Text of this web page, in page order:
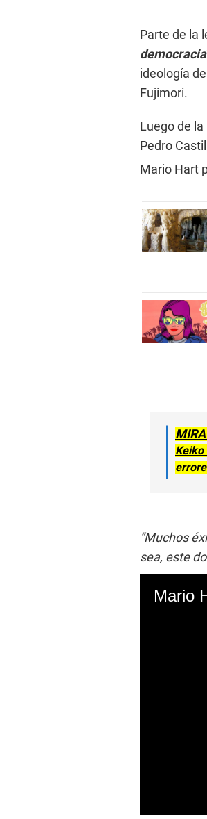
Parte de la
democracia
ideología
Fujimori.
Luego de
Pedro
Mario Hart
Keiko
“Muchos
sea, este